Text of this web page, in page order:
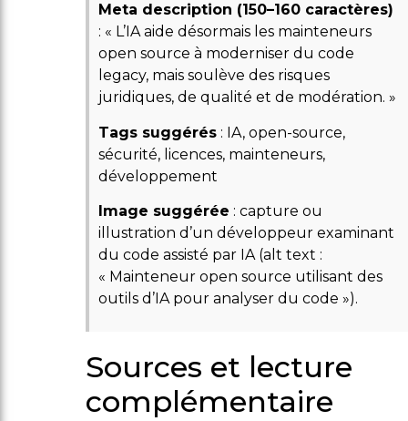
Meta description (150–160 caractères)
: « L’IA aide désormais les mainteneurs
open source à moderniser du code
legacy, mais soulève des risques
juridiques, de qualité et de modération. »
Tags suggérés : IA, open-source,
sécurité, licences, mainteneurs,
développement
Image suggérée : capture ou
illustration d’un développeur examinant
du code assisté par IA (alt text :
« Mainteneur open source utilisant des
outils d’IA pour analyser du code »).
Sources et lecture
complémentaire